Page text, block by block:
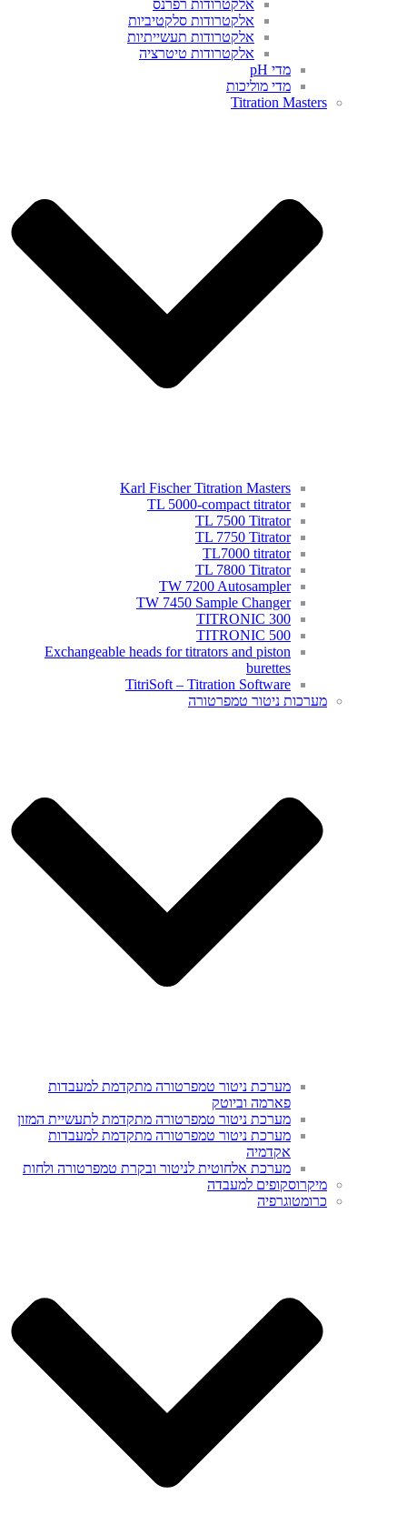
אלקטרודות רפרנס
אלקטרודות סלקטיביות
אלקטרודות תעשייתיות
אלקטרודות טיטרציה
מדי pH
מדי מוליכות
Titration Masters
Karl Fischer Titration Masters
TL 5000-compact titrator
TL 7500 Titrator
TL 7750 Titrator
TL7000 titrator
TL 7800 Titrator
TW 7200 Autosampler
TW 7450 Sample Changer
TITRONIC 300
TITRONIC 500
Exchangeable heads for titrators and piston
burettes
TitriSoft – Titration Software
מערכות ניטור טמפרטורה
מערכת ניטור טמפרטורה מתקדמת למעבדות
פארמה וביוטק
מערכת ניטור טמפרטורה מתקדמת לתעשיית המזון
מערכת ניטור טמפרטורה מתקדמת למעבדות
אקדמיה
מערכת אלחוטית לניטור ובקרת טמפרטורה ולחות
מיקרוסקופים למעבדה
כרומטוגרפיה